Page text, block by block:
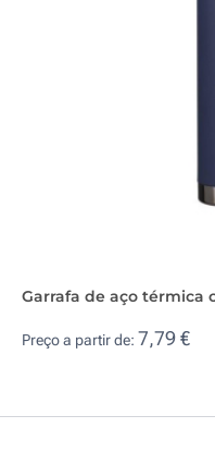
Garrafa de aço térmica
Preço a partir de: 7,79 €